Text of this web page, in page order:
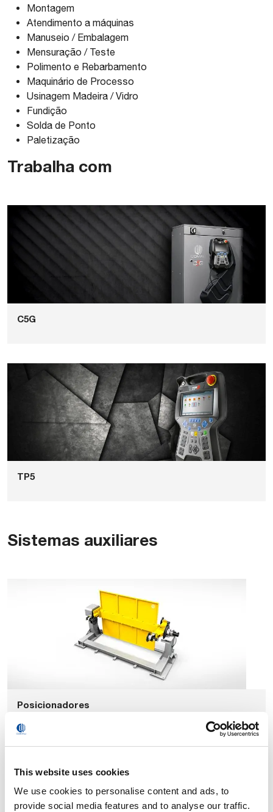
This website uses cookies
We use cookies to personalise content and ads, to
provide social media features and to analyse our traffic.
Montagem
Atendimento a máquinas
Manuseio / Embalagem
Mensuração / Teste
Polimento e Rebarbamento
Maquinário de Processo
Usinagem Madeira / Vidro
Fundição
Solda de Ponto
Paletização
Trabalha com
C5G
TP5
Sistemas auxiliares
Posicionadores